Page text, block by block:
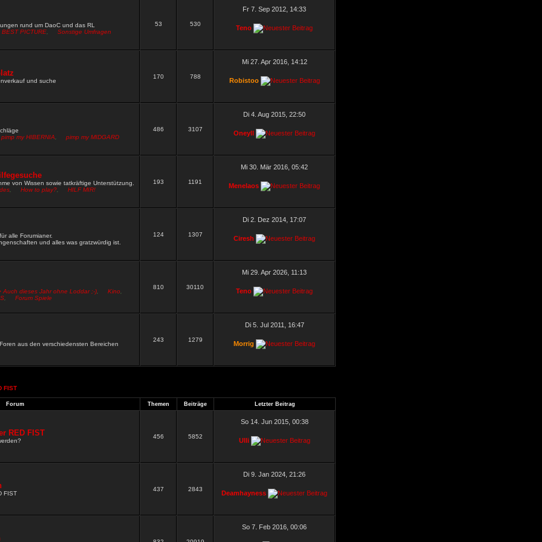
neu setzen
»
ja gut funktioniert
wie das vom zirkel
»
und müsste dich irgendwie pn mässig erreichen wegen
rund um DaoC und das RL
BEST PICTURE Sonstige Umfragen
53 530
Fr 7. Sep 2012, 14:33
Teno
und suche
170 788
Mi 27. Apr 2016, 14:12
Robistoo
pimp my HIBERNIA pimp my MIDGARD
486 3107
Di 4. Aug 2015, 22:50
Oneyll
von Wissen sowie tatkräftige Unterstützung.
How to play? HILF MIR!
193 1191
Mi 30. Mär 2016, 05:42
Menelaos
alle Forumianer.
und alles was gratzwürdig ist.
124 1307
Di 2. Dez 2014, 17:07
Ciresh
Auch dieses Jahr ohne Loddar ;-)
Kino
Forum Spiele
810 30110
Mi 29. Apr 2026, 11:13
Teno
aus den verschiedensten Bereichen
243 1279
Di 5. Jul 2011, 16:47
Morrig
FIST
Forum Themen Beiträge Letzter Beitrag
RED FIST 456 5852
So 14. Jun 2015, 00:38
Ulli
FIST
437 2843
Di 9. Jan 2024, 21:26
Deamhayness
So 7. Feb 2016, 00:06